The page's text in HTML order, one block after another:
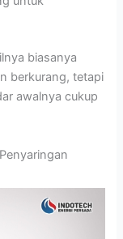
biasanya
berkurang, tetapi
awalnya cukup